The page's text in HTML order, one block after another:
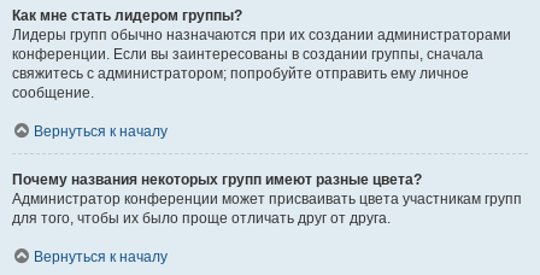
Как мне стать лидером группы?
Лидеры групп обычно назначаются при их создании администраторами
конференции. Если вы заинтересованы в создании группы, сначала
свяжитесь с администратором; попробуйте отправить ему личное
сообщение.
Вернуться к началу
Почему названия некоторых групп имеют разные цвета?
Администратор конференции может присваивать цвета участникам групп
для того, чтобы их было проще отличать друг от друга.
Вернуться к началу